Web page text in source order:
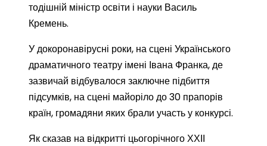
тодішній міністр освіти і науки Василь
Кремень.
У докоронавірусні роки, на сцені Українського
драматичного театру імені Івана Франка, де
зазвичай відбувалося заключне підбиття
підсумків, на сцені майоріло до 30 прапорів
країн, громадяни яких брали участь у конкурсі.
Як сказав на відкритті цьогорічного ХХІІ